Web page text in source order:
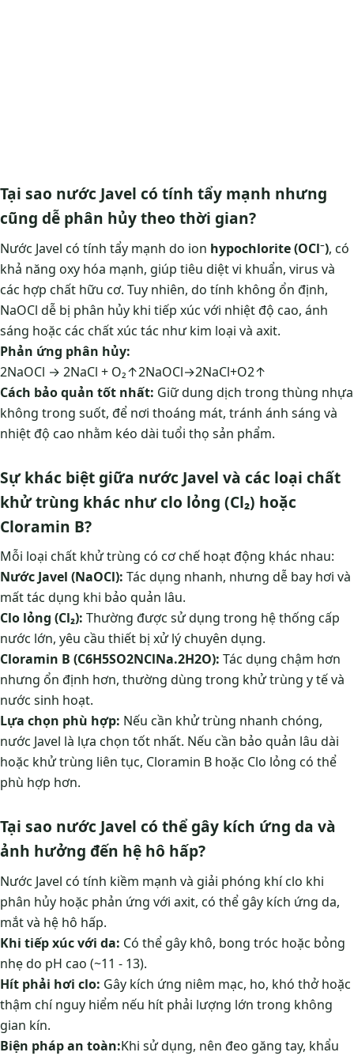
Tại sao nước Javel có tính tẩy mạnh nhưng
cũng dễ phân hủy theo thời gian?
Nước Javel có tính tẩy mạnh do ion hypochlorite (OCl⁻), có
khả năng oxy hóa mạnh, giúp tiêu diệt vi khuẩn, virus và
các hợp chất hữu cơ. Tuy nhiên, do tính không ổn định,
NaOCl dễ bị phân hủy khi tiếp xúc với nhiệt độ cao, ánh
sáng hoặc các chất xúc tác như kim loại và axit.
Phản ứng phân hủy:
2NaOCl → 2NaCl + O₂↑2NaOCl→2NaCl+O2​↑
Cách bảo quản tốt nhất: Giữ dung dịch trong thùng nhựa
không trong suốt, để nơi thoáng mát, tránh ánh sáng và
nhiệt độ cao nhằm kéo dài tuổi thọ sản phẩm.
Sự khác biệt giữa nước Javel và các loại chất
khử trùng khác như clo lỏng (Cl₂) hoặc
Cloramin B?
Mỗi loại chất khử trùng có cơ chế hoạt động khác nhau:
Nước Javel (NaOCl): Tác dụng nhanh, nhưng dễ bay hơi và
mất tác dụng khi bảo quản lâu.
Clo lỏng (Cl₂): Thường được sử dụng trong hệ thống cấp
nước lớn, yêu cầu thiết bị xử lý chuyên dụng.
Cloramin B (C6H5SO2NClNa.2H2O): Tác dụng chậm hơn
nhưng ổn định hơn, thường dùng trong khử trùng y tế và
nước sinh hoạt.
Lựa chọn phù hợp: Nếu cần khử trùng nhanh chóng,
nước Javel là lựa chọn tốt nhất. Nếu cần bảo quản lâu dài
hoặc khử trùng liên tục, Cloramin B hoặc Clo lỏng có thể
phù hợp hơn.
Tại sao nước Javel có thể gây kích ứng da và
ảnh hưởng đến hệ hô hấp?
Nước Javel có tính kiềm mạnh và giải phóng khí clo khi
phân hủy hoặc phản ứng với axit, có thể gây kích ứng da,
mắt và hệ hô hấp.
Khi tiếp xúc với da: Có thể gây khô, bong tróc hoặc bỏng
nhẹ do pH cao (~11 - 13).
Hít phải hơi clo: Gây kích ứng niêm mạc, ho, khó thở hoặc
thậm chí nguy hiểm nếu hít phải lượng lớn trong không
gian kín.
Biện pháp an toàn:Khi sử dụng, nên đeo găng tay, khẩu